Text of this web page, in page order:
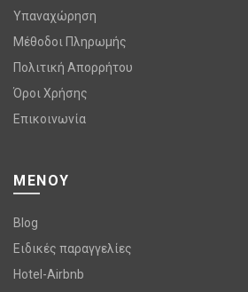
Υπαναχώρηση
Μέθοδοι Πληρωμής
Πολιτική Απορρήτου
Όροι Χρήσης
Επικοινωνία
ΜΕΝΟΥ
Blog
Ειδικές παραγγελίες
Hotel-Airbnb